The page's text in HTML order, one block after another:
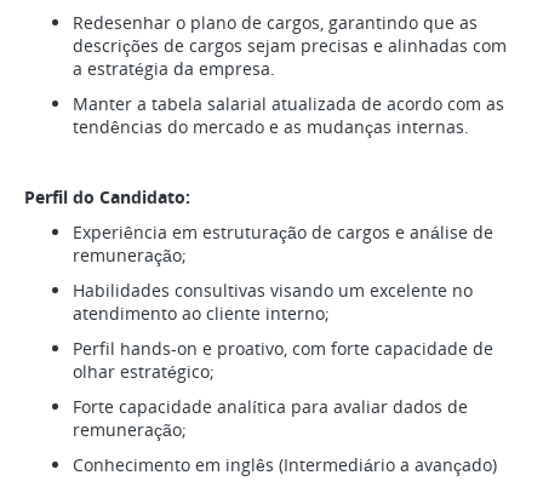
Redesenhar o plano de cargos, garantindo que as
descrições de cargos sejam precisas e alinhadas com
a estratégia da empresa.
Manter a tabela salarial atualizada de acordo com as
tendências do mercado e as mudanças internas.
Perfil do Candidato:
Experiência em estruturação de cargos e análise de
remuneração;
Habilidades consultivas visando um excelente no
atendimento ao cliente interno;
Perfil hands-on e proativo, com forte capacidade de
olhar estratégico;
Forte capacidade analítica para avaliar dados de
remuneração;
Conhecimento em inglês (Intermediário a avançado)